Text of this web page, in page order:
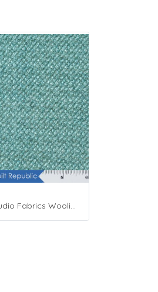
Maywood Studio Fabrics Woolies Flannel Green